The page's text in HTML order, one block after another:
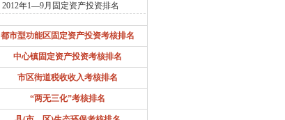
2012年1—9月固定资产投资排名
都市型功能区固定资产投资考核排名
中心镇固定资产投资考核排名
市区街道税收收入考核排名
“两无三化”考核排名